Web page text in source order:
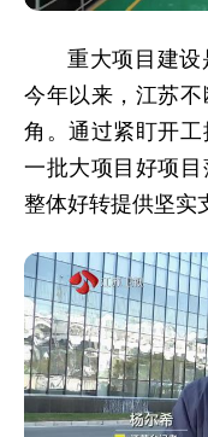
重大项目建设
今年以来，江苏
角。通过紧盯开
一批大项目好项
整体好转提供坚实